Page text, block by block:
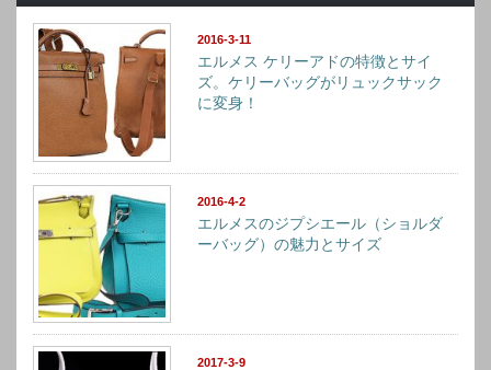
2016-3-11
エルメス ケリーアドの特徴とサイ
ズ。ケリーバッグがリュックサック
に変身！
2016-4-2
エルメスのジプシエール（ショルダ
ーバッグ）の魅力とサイズ
2017-3-9